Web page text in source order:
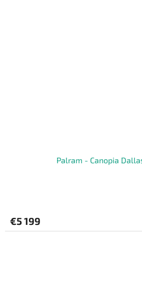
Palram - Canopia
€5 199